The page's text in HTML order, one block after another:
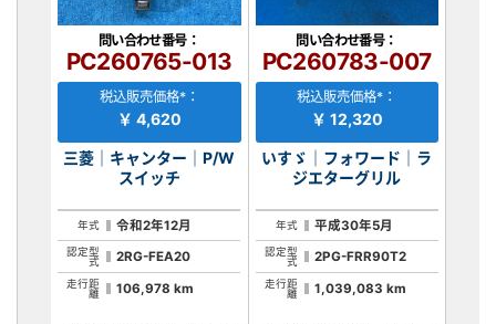
問い合わせ番号：
PC260765-013
税込販売価格*：
￥ 4,620
三菱｜キャンター｜P/W
スイッチ
年式 令和2年12月
認定型
式
2RG-FEA20
走行距
離
106,978 km
問い合わせ番号：
PC260783-007
税込販売価格*：
￥ 12,320
いすゞ｜フォワード｜ラ
ジエターグリル
年式 平成30年5月
認定型
式
2PG-FRR90T2
走行距
離
1,039,083 km